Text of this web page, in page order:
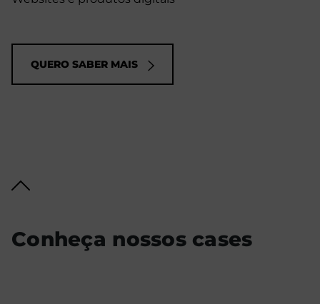
QUERO SABER MAIS
Conheça nossos cases